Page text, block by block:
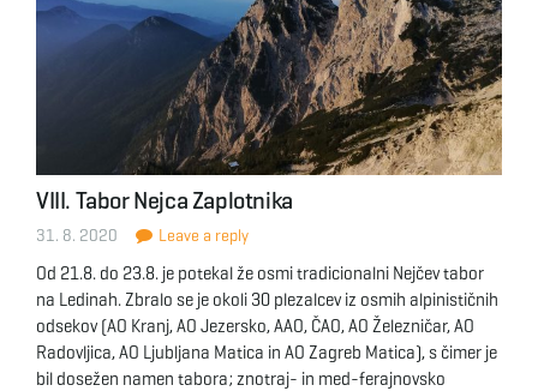
VIII. Tabor Nejca Zaplotnika
31. 8. 2020 Leave a reply
Od 21.8. do 23.8. je potekal že osmi tradicionalni Nejčev tabor
na Ledinah. Zbralo se je okoli 30 plezalcev iz osmih alpinističnih
odsekov (AO Kranj, AO Jezersko, AAO, ČAO, AO Železničar, AO
Radovljica, AO Ljubljana Matica in AO Zagreb Matica), s čimer je
bil dosežen namen tabora; znotraj- in med-ferajnovsko